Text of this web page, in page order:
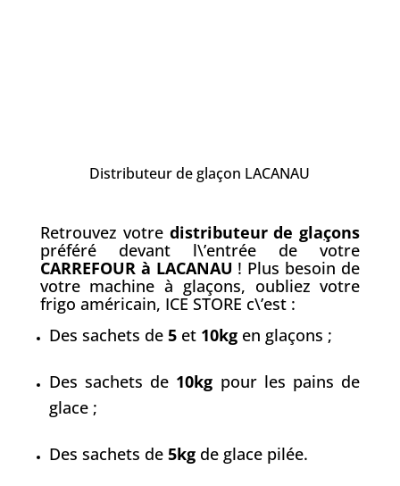
Distributeur de glaçon LACANAU
Retrouvez votre distributeur de glaçons
préféré devant l\’entrée de votre
CARREFOUR à LACANAU ! Plus besoin de
votre machine à glaçons, oubliez votre
frigo américain, ICE STORE c\’est :
Des sachets de 5et 10kgen glaçons ;
Des sachets de 10kg pour les pains de
glace ;
Des sachets de 5kgde glace pilée.